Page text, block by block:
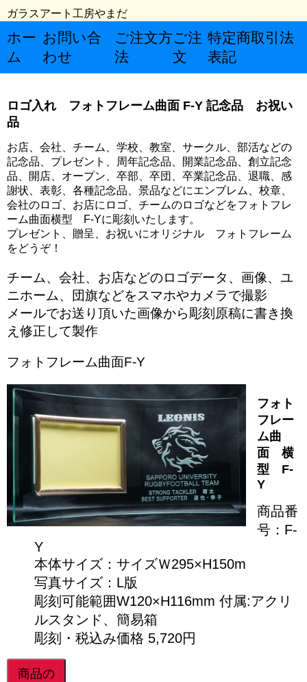
ガラスアート工房やまだ
ホー
ム
お問い合
わせ
ご注文方
法
ご注
文
特定商取引法
表記
ロゴ入れ フォトフレーム曲面 F-Y 記念品 お祝い
品
お店、会社、チーム、学校、教室、サークル、部活などの
記念品、プレゼント、周年記念品、開業記念品、創立記念
品、開店、オープン、卒部、卒団、卒業記念品、退職、感
謝状、表彰、各種記念品、景品などにエンブレム、校章、
会社のロゴ、お店にロゴ、チームのロゴなどをフォトフレ
ーム曲面横型 F-Yに彫刻いたします。
プレゼント、贈呈、お祝いにオリジナル フォトフレーム
をどうぞ！
チーム、会社、お店などのロゴデータ、画像、ユ
ニホーム、団旗などをスマホやカメラで撮影
メールでお送り頂いた画像から彫刻原稿に書き換
え修正して製作
フォトフレーム曲面F-Y
フォト
フレー
ム曲
面 横
型 F-
Y
商品番
号：F-
Y
本体サイズ：サイズＷ295×H150m
写真サイズ：L版
彫刻可能範囲W120×H116mm 付属:アクリ
ルスタンド、簡易箱
彫刻・税込み価格 5,720円
商品の